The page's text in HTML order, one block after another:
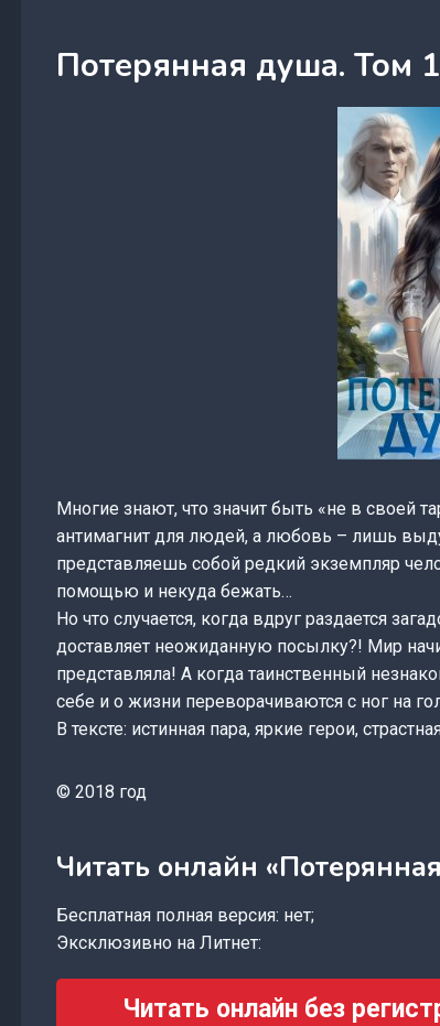
Потерянная душа. Том
Многие знают, что значит быть «не в своей
антимагнит для людей, а любовь – лишь
представляешь собой редкий экземпляр
помощью и некуда бежать…
Но что случается, когда вдруг раздается
доставляет неожиданную посылку?! Мир
представляла! А когда таинственный
себе и о жизни переворачиваются с ног на
В тексте: истинная пара, яркие герои,
© 2018 год
Читать онлайн
Бесплатная полная версия: нет;
Эксклюзивно на Литнет:
Читать онлайн без